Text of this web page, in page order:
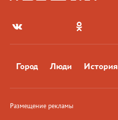
Город Люди История
Размещение рекламы